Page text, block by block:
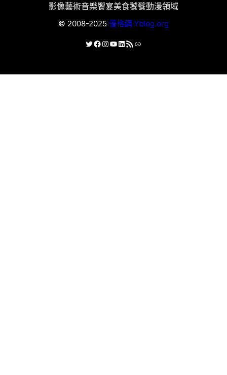
影像藝術音樂饗宴美食饕餮動漫領域
© 2008-2025 優格網 Yblog.org
X Facebook
Instagram
YouTube
LinkedIn
RSS 資訊提供連結